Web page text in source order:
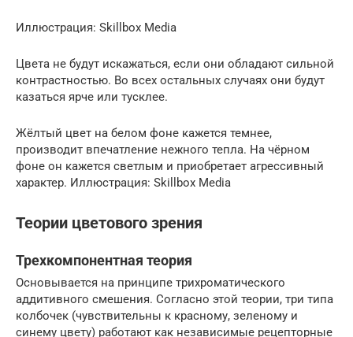
Иллюстрация: Skillbox Media
Цвета не будут искажаться, если они обладают сильной
контрастностью. Во всех остальных случаях они будут
казаться ярче или тусклее.
Жёлтый цвет на белом фоне кажется темнее,
производит впечатление нежного тепла. На чёрном
фоне он кажется светлым и приобретает агрессивный
характер. Иллюстрация: Skillbox Media
Теории цветового зрения
Трехкомпонентная теория
Основывается на принципе трихроматического
аддитивного смешения. Согласно этой теории, три типа
колбочек (чувствительны к красному, зеленому и
синему цвету) работают как независимые рецепторные